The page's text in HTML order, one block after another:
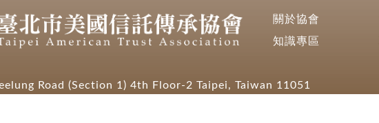
關於協會
知識專區
Road (Section 1) 4th Floor-2 Taipei, Taiwan 11051